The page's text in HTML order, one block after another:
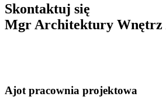
Skontaktuj się
Mgr Architektury Wnętrz
Ajot pracownia projektowa